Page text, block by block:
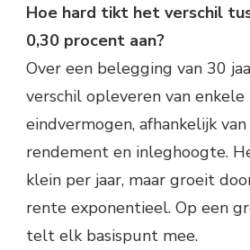
Hoe hard tikt het verschil
0,30 procent aan?
Over een belegging van 30
verschil opleveren van
eindvermogen, afhankelijk
rendement en inleghoogte.
klein per jaar, maar groeit
rente exponentieel. Op een
telt elk basispunt mee.